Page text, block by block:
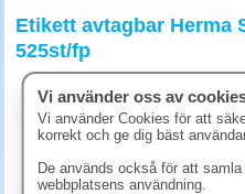
Etikett avtagbar Herma
525st/fp
Vi använder oss av
Vi använder Cookies för att
korrekt och ge dig bäst
De används också för att
webbplatsens användning.